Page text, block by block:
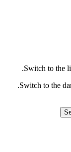
Switch to the
Switch to the